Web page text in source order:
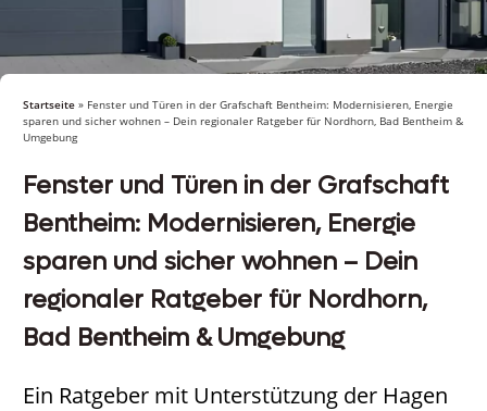
Startseite » Fenster und Türen in der Grafschaft Bentheim: Modernisieren, Energie
sparen und sicher wohnen – Dein regionaler Ratgeber für Nordhorn, Bad Bentheim &
Umgebung
Fenster und Türen in der Grafschaft
Bentheim: Modernisieren, Energie
sparen und sicher wohnen – Dein
regionaler Ratgeber für Nordhorn,
Bad Bentheim & Umgebung
Ein Ratgeber mit Unterstützung der Hagen